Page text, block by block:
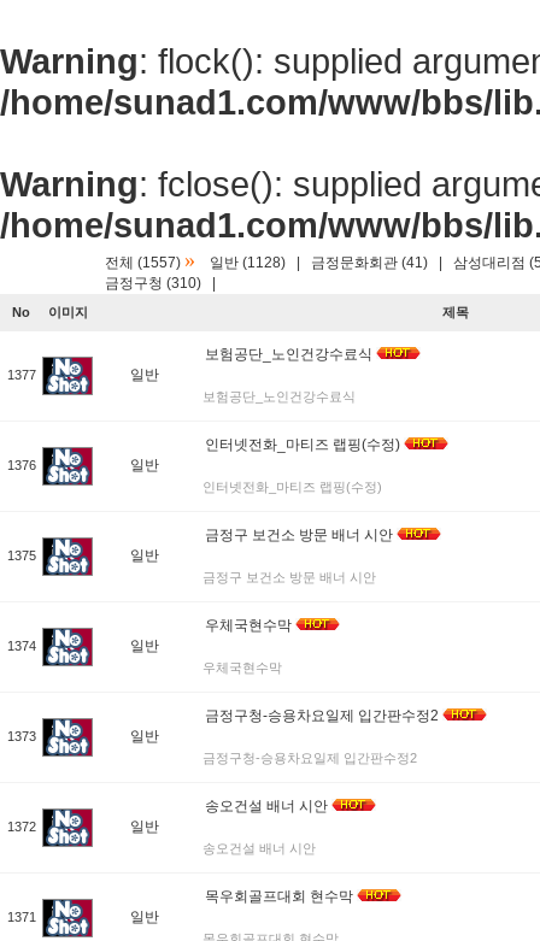
Warning: flock(): supplied
/home/sunad1.com/www/bbs/
Warning: fclose(): supplied
/home/sunad1.com/www/bbs/
전체 (1557) » 일반 (1128) 금정문화회관 (41)
삼성대리점
금정구청 (310)
No 이미지 제목
1377 일반
보험공단_노인건강수료식
보험공단_노인건강수료식
1376 일반
인터넷전화_마티즈 랩핑(수정)
인터넷전화_마티즈 랩핑(수정)
1375 일반
금정구 보건소 방문 배너 시안
금정구 보건소 방문 배너 시안
1374 일반
우체국현수막
우체국현수막
1373 일반
금정구청-승용차요일제 입간판수정2
금정구청-승용차요일제 입간판수정2
1372 일반
송오건설 배너 시안
송오건설 배너 시안
1371 일반
목우회골프대회 현수막